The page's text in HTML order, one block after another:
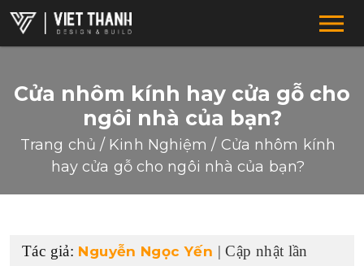
F&B-RESTAURANT-COFFEE
Cửa nhôm kính hay cửa gỗ cho
ngôi nhà của bạn?
Trang chủ / Kinh Nghiệm / Cửa nhôm kính
hay cửa gỗ cho ngôi nhà của bạn?
Tác giả: Nguyễn Ngọc Yến | Cập nhật lần